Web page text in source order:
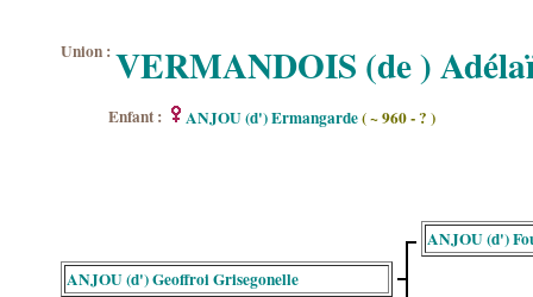
Union : VERMANDOIS (de )
Enfant : ANJOU (d') Ermangarde( ~ 960 - ? )
ANJOU (d') Geoffroi Grisegonelle
ANJOU (d')